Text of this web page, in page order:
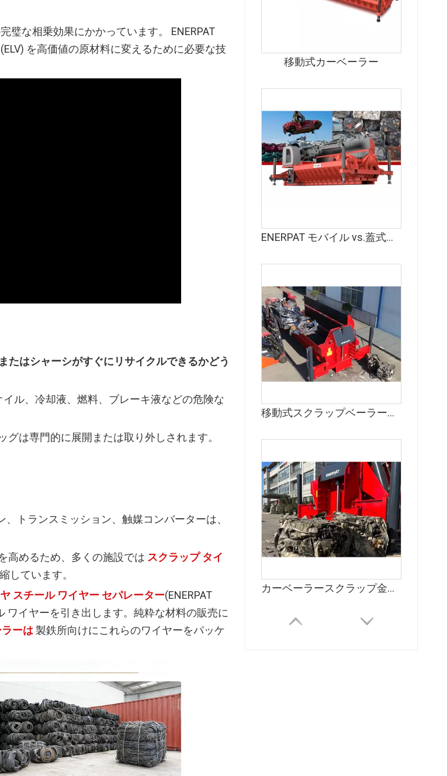
璧な相乗効果にかかっています。 ENERPAT
を高価値の原材料に変えるために必要な技
たはシャーシがすぐにリサイクルできるかどう
ル、冷却液、燃料、ブレーキ液などの危険な
は専門的に展開または取り外しされます。
トランスミッション、触媒コンバーターは、
高めるため、多くの施設では スクラップ タイ
しています。
スチール ワイヤー セパレーター(ENERPAT
ワイヤーを引き出します。純粋な材料の販売に
ーは 製鉄所向けにこれらのワイヤーをパッケ
移動式カーベーラー
ENERPAT モバイル vs.蓋式車体ベーラー
移動式スクラップベーラーメーカー
カーベーラースクラップ金属梱包機